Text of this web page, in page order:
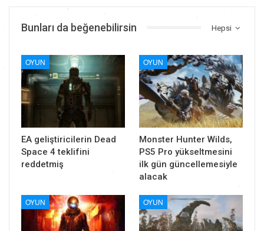
Hepsi
Bunları da beğenebilirsin
OYUN
EA geliştiricilerin Dead
Space 4 teklifini
reddetmiş
OYUN
Monster Hunter Wilds,
PS5 Pro yükseltmesini
ilk gün güncellemesiyle
alacak
OYUN OYUN